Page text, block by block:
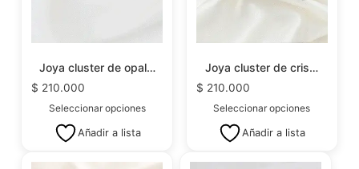
Joya cluster de opal…
$ 210.000
Seleccionar opciones
Añadir a lista
Joya cluster de cris…
$ 210.000
Seleccionar opciones
Añadir a lista